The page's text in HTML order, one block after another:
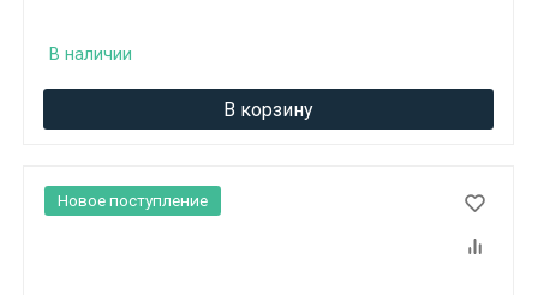
В наличии
В корзину
Новое поступление
ДА НЕТ